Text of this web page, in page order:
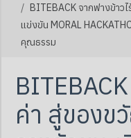
BITEBACK จากฟางข้าว
แข่งขัน MORAL
คุณธรรม
ค่า สู่ของข